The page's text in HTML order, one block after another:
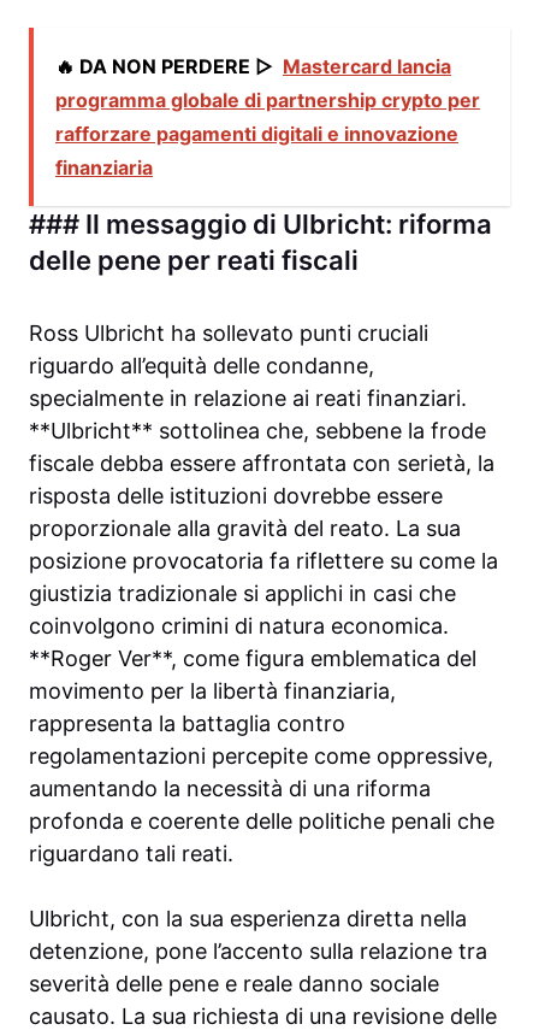
🔥 DA NON PERDERE ▷ Mastercard lancia
programma globale di partnership crypto per
rafforzare pagamenti digitali e innovazione
finanziaria
### Il messaggio di Ulbricht: riforma
delle pene per reati fiscali
Ross Ulbricht ha sollevato punti cruciali
riguardo all’equità delle condanne,
specialmente in relazione ai reati finanziari.
**Ulbricht** sottolinea che, sebbene la frode
fiscale debba essere affrontata con serietà, la
risposta delle istituzioni dovrebbe essere
proporzionale alla gravità del reato. La sua
posizione provocatoria fa riflettere su come la
giustizia tradizionale si applichi in casi che
coinvolgono crimini di natura economica.
**Roger Ver**, come figura emblematica del
movimento per la libertà finanziaria,
rappresenta la battaglia contro
regolamentazioni percepite come oppressive,
aumentando la necessità di una riforma
profonda e coerente delle politiche penali che
riguardano tali reati.
Ulbricht, con la sua esperienza diretta nella
detenzione, pone l’accento sulla relazione tra
severità delle pene e reale danno sociale
causato. La sua richiesta di una revisione delle